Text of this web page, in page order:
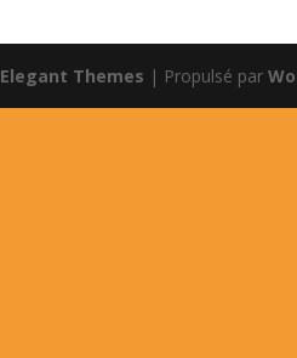
Elegant Themes | Propulsé par